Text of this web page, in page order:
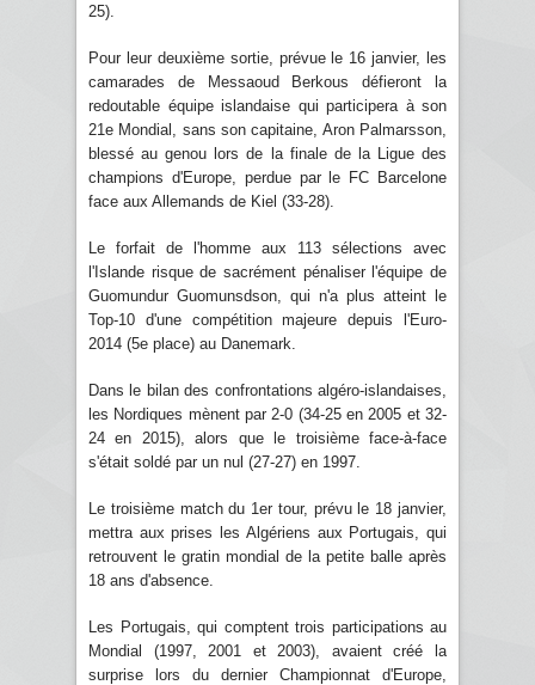
25).
Pour leur deuxième sortie, prévue le 16 janvier, les
camarades de Messaoud Berkous défieront la
redoutable équipe islandaise qui participera à son
21e Mondial, sans son capitaine, Aron Palmarsson,
blessé au genou lors de la finale de la Ligue des
champions d'Europe, perdue par le FC Barcelone
face aux Allemands de Kiel (33-28).
Le forfait de l'homme aux 113 sélections avec
l'Islande risque de sacrément pénaliser l'équipe de
Guomundur Guomunsdson, qui n'a plus atteint le
Top-10 d'une compétition majeure depuis l'Euro-
2014 (5e place) au Danemark.
Dans le bilan des confrontations algéro-islandaises,
les Nordiques mènent par 2-0 (34-25 en 2005 et 32-
24 en 2015), alors que le troisième face-à-face
s'était soldé par un nul (27-27) en 1997.
Le troisième match du 1er tour, prévu le 18 janvier,
mettra aux prises les Algériens aux Portugais, qui
retrouvent le gratin mondial de la petite balle après
18 ans d'absence.
Les Portugais, qui comptent trois participations au
Mondial (1997, 2001 et 2003), avaient créé la
surprise lors du dernier Championnat d'Europe,